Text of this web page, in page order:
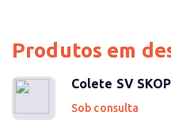
Produtos em
Colete SV
Sob consulta